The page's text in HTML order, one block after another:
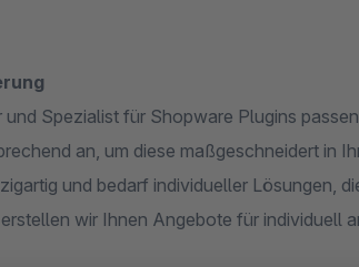
Spezialist für Shopware Plugins
an, um diese maßgeschneidert in
und bedarf individueller Lösungen,
wir Ihnen Angebote für individuell